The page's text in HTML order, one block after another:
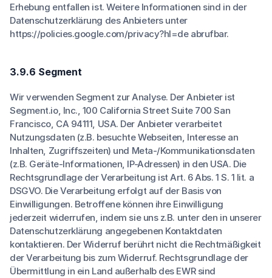
Erhebung entfallen ist. Weitere Informationen sind in der
Datenschutzerklärung des Anbieters unter
https://policies.google.com/privacy?hl=de abrufbar.
3.9.6 Segment
Wir verwenden Segment zur Analyse. Der Anbieter ist
Segment.io, Inc., 100 California Street Suite 700 San
Francisco, CA 94111, USA. Der Anbieter verarbeitet
Nutzungsdaten (z.B. besuchte Webseiten, Interesse an
Inhalten, Zugriffszeiten) und Meta-/Kommunikationsdaten
(z.B. Geräte-Informationen, IP-Adressen) in den USA. Die
Rechtsgrundlage der Verarbeitung ist Art. 6 Abs. 1 S. 1 lit. a
DSGVO. Die Verarbeitung erfolgt auf der Basis von
Einwilligungen. Betroffene können ihre Einwilligung
jederzeit widerrufen, indem sie uns z.B. unter den in unserer
Datenschutzerklärung angegebenen Kontaktdaten
kontaktieren. Der Widerruf berührt nicht die Rechtmäßigkeit
der Verarbeitung bis zum Widerruf. Rechtsgrundlage der
Übermittlung in ein Land außerhalb des EWR sind